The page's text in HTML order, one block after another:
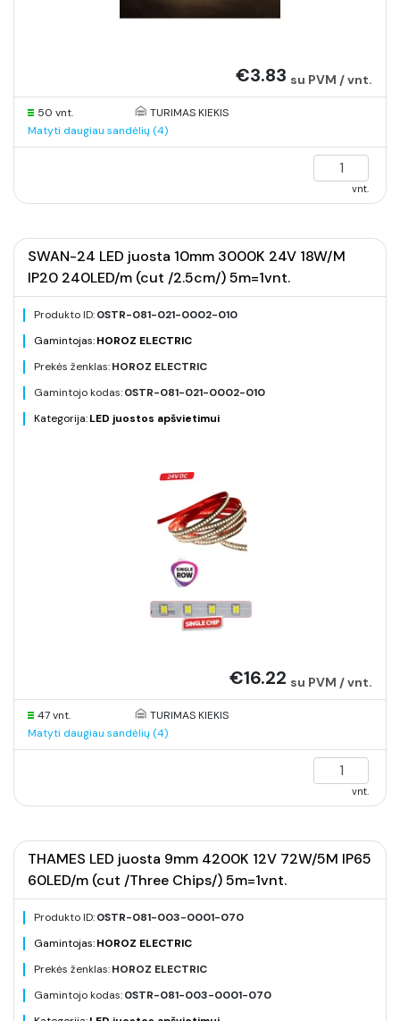
€3.83 su PVM / vnt.
50 vnt.
TURIMAS KIEKIS
Matyti daugiau sandėlių (4)
vnt.
SWAN-24 LED juosta 10mm 3000K 24V 18W/M
IP20 240LED/m (cut /2.5cm/) 5m=1vnt.
Produkto ID:0STR-081-021-0002-010
Gamintojas:HOROZ ELECTRIC
Prekės ženklas:HOROZ ELECTRIC
Gamintojo kodas:0STR-081-021-0002-010
Kategorija:LED juostos apšvietimui
€16.22 su PVM / vnt.
47 vnt.
TURIMAS KIEKIS
Matyti daugiau sandėlių (4)
vnt.
THAMES LED juosta 9mm 4200K 12V 72W/5M IP65
60LED/m (cut /Three Chips/) 5m=1vnt.
Produkto ID:0STR-081-003-0001-070
Gamintojas:HOROZ ELECTRIC
Prekės ženklas:HOROZ ELECTRIC
Gamintojo kodas:0STR-081-003-0001-070